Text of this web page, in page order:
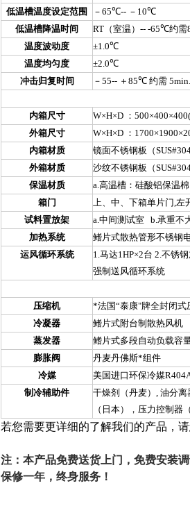
低温槽温度设定范围
－65℃-- －10℃
低温槽降温时间
RT（室温）-- -65℃约需
温度波动度
±1.0℃
温度均匀度
±2.0℃
冲击归复时间
－55-- ＋85℃ 约需
内箱尺寸 W×H×D ：
外箱尺寸
W×H×D ：
内箱材质
镜面不锈钢板（SUS#304
外箱材质
沙纹不锈钢板（SUS#304
保温材质
a.高温槽：硅酸铝保温
箱门
上、中、下箱单片门,左
试料置放架
a.中间测试室 b.承重不
加热系统
鳍片式散热管形不锈钢
运风循环系统
1.马达1HP×2台 2.不锈
强制送风循环系统
压缩机
*法国“泰康"牌全封闭式
冷凝器
鳍片式附台制散热风机
蒸发器
鳍片式多段自动负载容
膨胀阀
丹麦丹佛斯*组件
冷媒
美国进口环保冷媒
制冷辅助件
干燥剂（丹麦）, 油分
（日本），压力控制
若您需要更详细的了解我们的产品，
注：本产品免费送货上门，免费安装
保修一年，终身服务！